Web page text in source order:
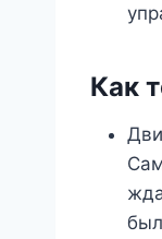
Как